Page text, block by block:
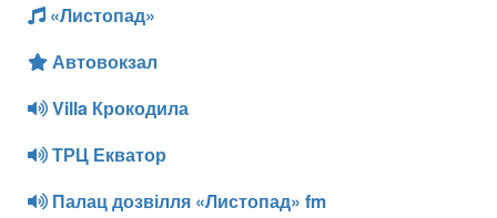
«Листопад»
Автовокзал
Villa Крокодила
ТРЦ Екватор
Палац дозвілля «Листопад» fm